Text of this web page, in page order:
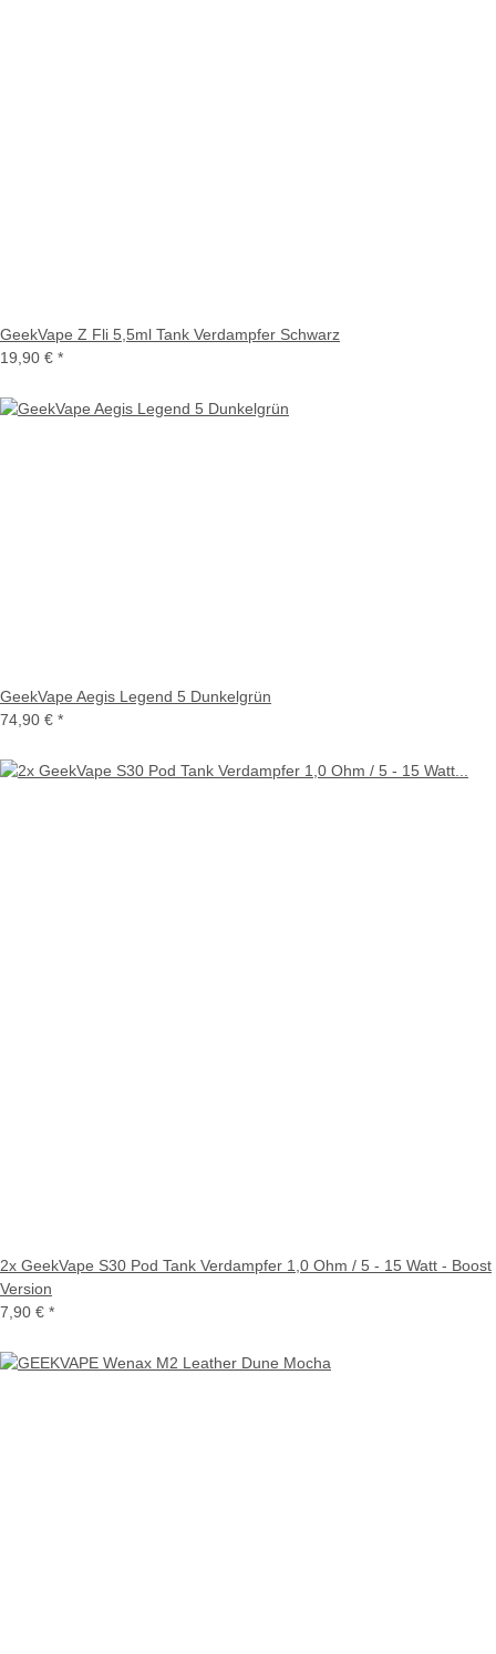
GeekVape Z Fli 5,5ml Tank Verdampfer Schwarz
19,90 € *
GeekVape Aegis Legend 5 Dunkelgrün
74,90 € *
2x GeekVape S30 Pod Tank Verdampfer 1,0 Ohm / 5 - 15 Watt - Boost
Version
7,90 € *